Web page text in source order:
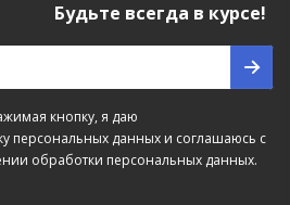
Будьте всегда в курсе!
кнопку, я даю
персональных данныхи соглашаюсь с
обработки персональных данных.